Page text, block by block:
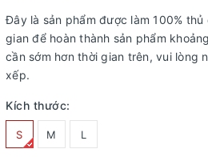
Đây là sản phẩm được làm 100% thủ
gian để hoàn thành sản phẩm
cần sớm hơn thời gian trên, vui lòng
xếp.
Kích thước:
S M L